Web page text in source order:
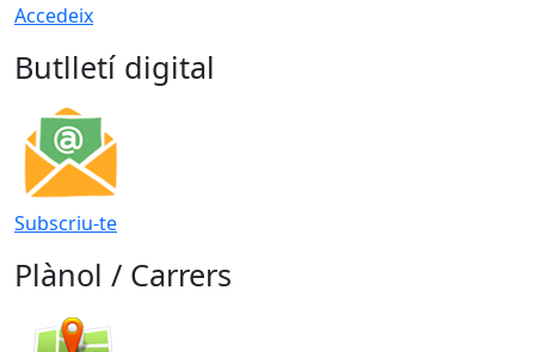
Accedeix
Butlletí digital
Subscriu-te
Plànol / Carrers